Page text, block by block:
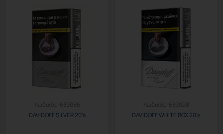
Κωδικός:
639056
DAVIDOFF SILVER 20’s
Κωδικός:
639028
DAVIDOFF WHITE BOX 20’s